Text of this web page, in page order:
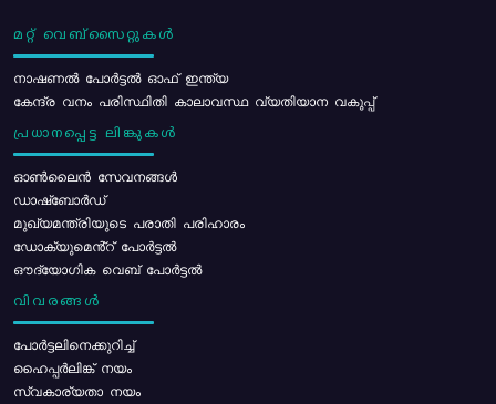
മറ്റ് വെബ്സൈറ്റുകൾ
നാഷണൽ പോർട്ടൽ ഓഫ് ഇന്ത്യ
കേന്ദ്ര വനം പരിസ്ഥിതി കാലാവസ്ഥ വ്യതിയാന വകുപ്പ്
പ്രധാനപ്പെട്ട ലിങ്കുകൾ
ഓൺലൈൻ സേവനങ്ങൾ
ഡാഷ്ബോർഡ്
മുഖ്യമന്ത്രിയുടെ പരാതി പരിഹാരം
ഡോക്യുമെൻ്റ് പോർട്ടൽ
ഔദ്യോഗിക വെബ് പോർട്ടൽ
വിവരങ്ങൾ
പോര്‍ട്ടലിനെക്കുറിച്ച്
ഹൈപ്പർലിങ്ക് നയം
സ്വകാര്യതാ നയം